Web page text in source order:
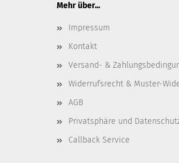
Mehr über...
Impressum
Kontakt
Versand- &
Widerrufsrecht & Muster-
AGB
Privatsphäre und
Callback Service